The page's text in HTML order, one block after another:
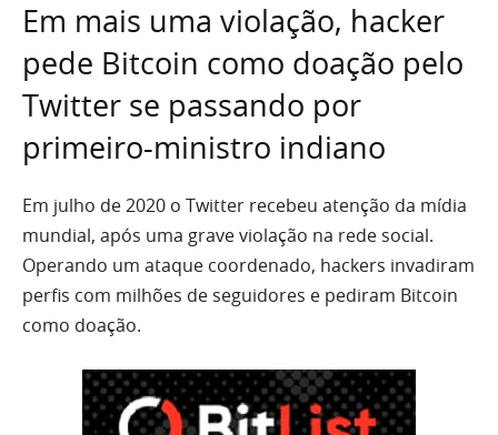
Em mais uma violação, hacker
pede Bitcoin como doação pelo
Twitter se passando por
primeiro-ministro indiano
Em julho de 2020 o Twitter recebeu atenção da mídia
mundial, após uma grave violação na rede social.
Operando um ataque coordenado, hackers invadiram
perfis com milhões de seguidores e pediram Bitcoin
como doação.